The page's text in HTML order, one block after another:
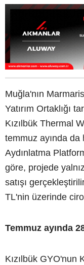
Muğla'nın
Yatırım Ortaklığı
Kızılbük Thermal
temmuz ayında da
Aydınlatma
göre, projede
satışı
TL'nin üzerinde
Temmuz ayında
Kızılbük GYO'nun